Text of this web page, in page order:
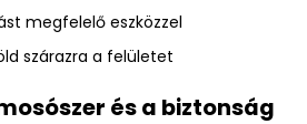
megfelelő eszközzel
szárazra a felületet
és a biztonság